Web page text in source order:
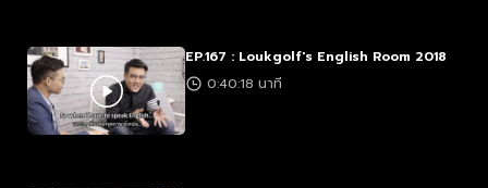
EP.167 : Loukgolf's English Room 2018
0:40:18 นาที